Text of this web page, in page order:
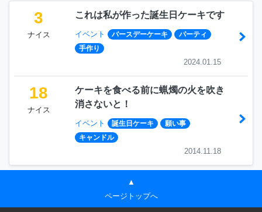
3
ナイス
これは私が作った誕生日ケーキです
イベント バースデーケーキ
パーティ
手作り
2024.01.15
18
ナイス
ケーキを食べる前に蝋燭の火を吹き
消さないと！
イベント 誕生日ケーキ
願い事
キャンドル
2014.11.18
▲
ページトップへ